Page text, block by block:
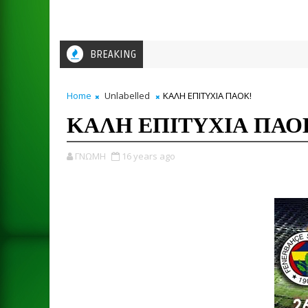
BREAKING
Home Unlabelled ΚΑΛΗ ΕΠΙΤΥΧΙΑ ΠΑΟΚ!
ΚΑΛΗ ΕΠΙΤΥΧΙΑ
ΓΝΩΜΗ 16 years ago